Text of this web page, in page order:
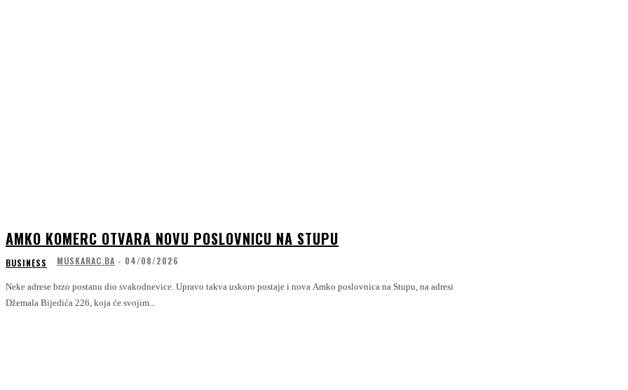
AMKO KOMERC OTVARA NOVU POSLOVNICU NA STUPU
BUSINESS MUSKARAC.BA - 04/08/2026
Neke adrese brzo postanu dio svakodnevice. Upravo takva uskoro postaje i nova Amko poslovnica na Stupu, na adresi
Džemala Bijedića 226, koja će svojim...